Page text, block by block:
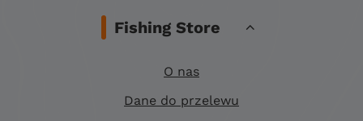
Fishing Store
O nas
Dane do przelewu